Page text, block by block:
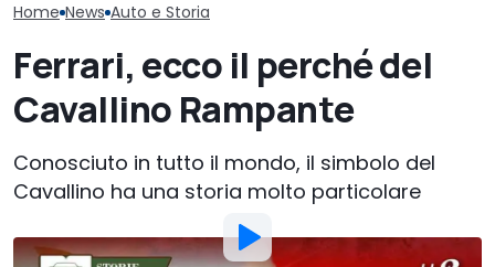
Home News Auto e Storia
Ferrari, ecco il perché del
Cavallino Rampante
Conosciuto in tutto il mondo, il simbolo del
Cavallino ha una storia molto particolare